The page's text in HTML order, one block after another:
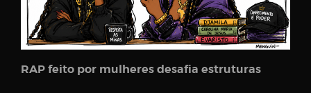
RAP feito por mulheres desafia estruturas